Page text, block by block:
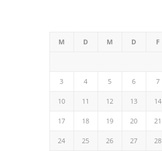
M D M D F
3 4 5 6 7
10 11 12 13 14
17 18 19 20 21
24 25 26 27 28